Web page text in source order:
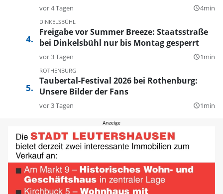
vor 4 Tagen query_builder4min
DINKELSBÜHL
Freigabe vor Summer Breeze: Staatsstraße
bei Dinkelsbühl nur bis Montag gesperrt
vor 3 Tagen query_builder1min
ROTHENBURG
Taubertal-Festival 2026 bei Rothenburg:
Unsere Bilder der Fans
vor 3 Tagen query_builder1min